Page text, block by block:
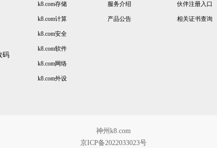
码
k8.com存储
k8.com计算
k8.com安全
k8.com软件
k8.com网络
k8.com外设
服务介绍
产品公告
伙伴注册入口
相关证书查询
神州k8.com
京ICP备2022033023号